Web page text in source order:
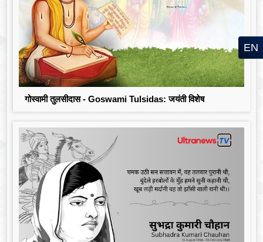
गोस्वामी तुलसीदास - Goswami Tulsidas: जयंती विशेष
EN